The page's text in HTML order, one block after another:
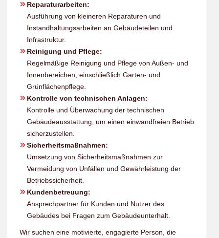
Reparaturarbeiten:
Ausführung von kleineren Reparaturen und
Instandhaltungsarbeiten an Gebäudeteilen und
Infrastruktur.
Reinigung und Pflege:
Regelmäßige Reinigung und Pflege von Außen- und
Innenbereichen, einschließlich Garten- und
Grünflächenpflege.
Kontrolle von technischen Anlagen:
Kontrolle und Überwachung der technischen
Gebäudeausstattung, um einen einwandfreien Betrieb
sicherzustellen.
Sicherheitsmaßnahmen:
Umsetzung von Sicherheitsmaßnahmen zur
Vermeidung von Unfällen und Gewährleistung der
Betriebssicherheit.
Kundenbetreuung:
Ansprechpartner für Kunden und Nutzer des
Gebäudes bei Fragen zum Gebäudeunterhalt.
Wir suchen eine motivierte, engagierte Person, die